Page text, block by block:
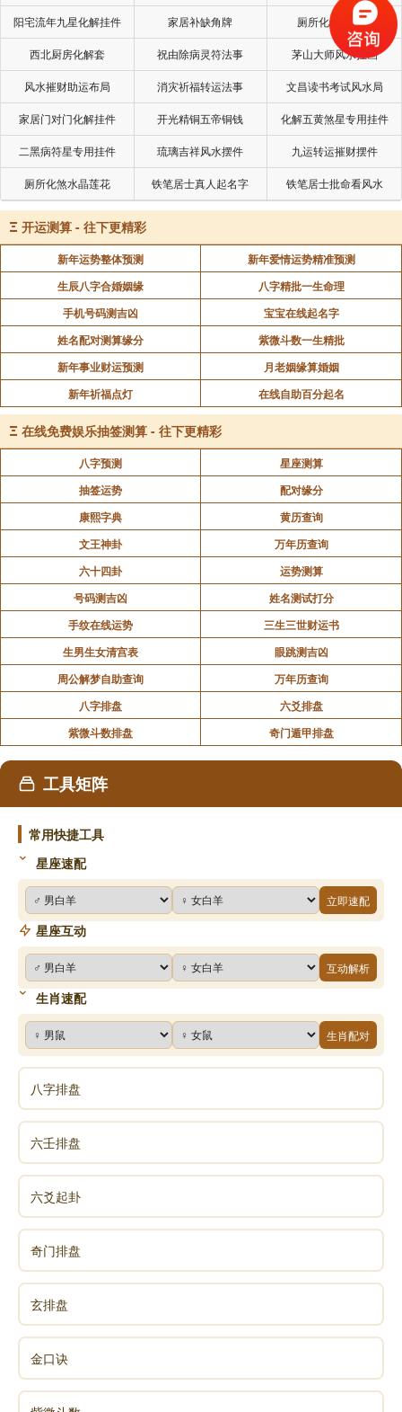
“有人说出家人的命算不准？那是因为出家人的欲望
和追求跟常人是不一样的。”
“命运有两种，一种是我观，一种是他观。”
“这个命运一个是“我”对自己命运的理解，一个是别
人对“我”命运的理解。”
“比如说我不追求钱，那么命运对自己来讲，就不存
在钱的好坏，我根本就不追求，好坏在我身上起不到任
何作用，这时去测我的财运就不准，就没有意义。”
“我不追求感情，命运不对感情产生影响，在感情这
方面我是觉得幸福的。因为我根本就不追求，自身是满
足的，但是别人通过八字显现出我感情是不幸福的，认
为我这个人一辈子单身，肯定不幸福，活的不自在。但
事实上正是这个单身使我清心寡欲一心向佛反而幸福感
“这就是“我观”和“他观”。”
“现在很多人往往是活在“他观”之下。只要你活在“他
观”之下，就会感觉非常苦，非常累。所以命运是产生于
欲望，当你不追求，则这方面的命运就没有什么好坏
了。”
“是人都有欲望，有欲望就会产生命运，其实我们出
家人也是有欲望的，但如果用常规的思想是不能算准
的，比如算我们出家人的感情，你肯定算不准。算出家
人的财运也不能算准，我们不追求，当然不排除一些假
和尚。但真正修行的是对物质看的很淡的。”
“要算什么？要算成就。出家人也有追求。有追求也
就有欲望，而且欲望也是很大的，出家人的欲望是什
么？是“得道”，悟道，我想通了，我想明白了。或者说
在修行的时候能够通大小周天，能够出“活菩萨”功德能
量，最终能够成佛成道，这个成就和得道，就是出家人
的欲望。”
说完，住持双手合十，口念“南无阿弥陀佛！”
我对那个童鞋说:“通过这个故事，你明白了吧，同
样可以通过出家人运气来看。他运气走的好，就更容易
得道更容易有成就，这个是真理。任何一个高僧大德我
们看得见的，他一定是运气走的好。说白了不是测不
准，是没测到点子上，就如“金钟罩铁布衫”终究有个气
门软肋。只是看你能不能找的到。”
阳宅流年九星化解挂件 家居补缺角牌 厕所化秽气煞套
西北厨房化解套 祝由除病灵符法事 茅山大师风水挂画
风水摧财助运布局 消灾祈福转运法事 文昌读书考试风水局
家居门对门化解挂件 开光精铜五帝铜钱 化解五黄煞星专用挂件
二黑病符星专用挂件 琉璃吉祥风水摆件 九运转运摧财摆件
厕所化煞水晶莲花 铁笔居士真人起名字 铁笔居士批命看风水
Ξ 开运测算 - 往下更精彩
新年运势整体预测
新年爱情运势精准预测
生辰八字合婚姻缘
八字精批一生命理
手机号码测吉凶
宝宝在线起名字
姓名配对测算缘分
紫微斗数一生精批
新年事业财运预测
月老姻缘算婚姻
新年祈福点灯
在线自助百分起名
Ξ 在线免费娱乐抽签测算 - 往下更精彩
八字预测
星座测算
抽签运势
配对缘分
康熙字典
黄历查询
文王神卦
万年历查询
六十四卦
运势测算
号码测吉凶
姓名测试打分
手纹在线运势
三生三世财运书
生男生女清宫表
眼跳测吉凶
周公解梦自助查询
万年历查询
八字排盘
六爻排盘
紫微斗数排盘
奇门遁甲排盘
工具矩阵
常用快捷工具
星座速配
立即速配
星座互动
互动解析
生肖速配
生肖配对
八字排盘
六壬排盘
六爻起卦
奇门排盘
玄排盘
金口诀